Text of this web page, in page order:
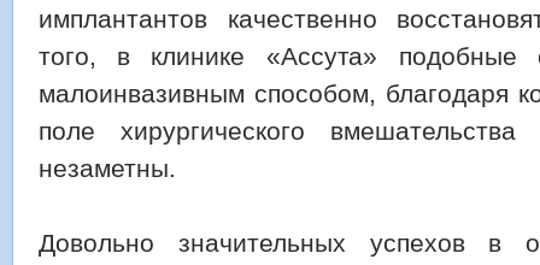
имплантантов качественно
того, в клинике «Ассута» подобные
малоинвазивным способом, благодаря
поле хирургического
незаметны.
Довольно значительных успехов в